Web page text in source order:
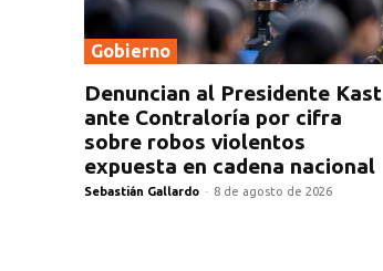
Gobierno
Denuncian al Presidente Kast
ante Contraloría por cifra
sobre robos violentos
expuesta en cadena nacional
Sebastián Gallardo - 8 de agosto de 2026